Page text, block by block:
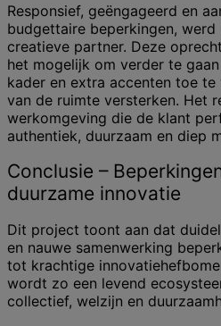
Responsief, geëngageerd en
budgettaire beperkingen, werd
creatieve partner. Deze
het mogelijk om verder te
kader en extra accenten toe
van de ruimte versterken. Het
werkomgeving die de klant
authentiek, duurzaam en diep
Conclusie –
duurzame innovatie
Dit project toont aan dat
en nauwe samenwerking
tot krachtige
wordt zo een levend
collectief, welzijn en